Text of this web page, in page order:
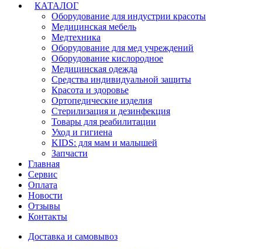
КАТАЛОГ
Оборудование для индустрии красоты
Медицинская мебель
Медтехника
Оборудование для мед учреждений
Оборудование кислородное
Медицинская одежда
Средства индивидуальной защиты
Красота и здоровье
Ортопедические изделия
Стерилизация и дезинфекция
Товары для реабилитации
Уход и гигиена
KIDS: для мам и малышей
Запчасти
Главная
Сервис
Оплата
Новости
Отзывы
Контакты
Доставка и самовывоз